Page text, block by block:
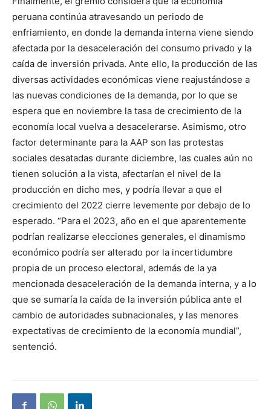
peruana continúa atravesando un periodo de
enfriamiento, en donde la demanda interna viene siendo
afectada por la desaceleración del consumo privado y la
caída de inversión privada. Ante ello, la producción de las
diversas actividades económicas viene reajustándose a
las nuevas condiciones de la demanda, por lo que se
espera que en noviembre la tasa de crecimiento de la
economía local vuelva a desacelerarse. Asimismo, otro
factor determinante para la AAP son las protestas
sociales desatadas durante diciembre, las cuales aún no
tienen solución a la vista, afectarían el nivel de la
producción en dicho mes, y podría llevar a que el
crecimiento del 2022 cierre levemente por debajo de lo
esperado. “Para el 2023, año en el que aparentemente
podrían realizarse elecciones generales, el dinamismo
económico podría ser alterado por la incertidumbre
propia de un proceso electoral, además de la ya
mencionada desaceleración de la demanda interna, y a lo
que se sumaría la caída de la inversión pública ante el
cambio de autoridades subnacionales, y las menores
expectativas de crecimiento de la economía mundial”,
sentenció.